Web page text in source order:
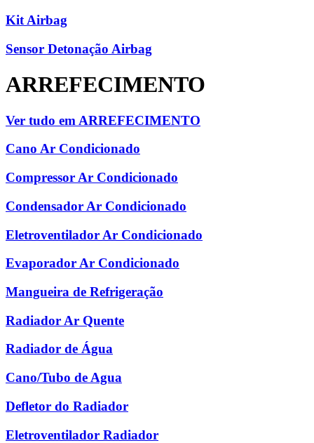
Kit Airbag
Sensor Detonação Airbag
ARREFECIMENTO
Ver tudo em ARREFECIMENTO
Cano Ar Condicionado
Compressor Ar Condicionado
Condensador Ar Condicionado
Eletroventilador Ar Condicionado
Evaporador Ar Condicionado
Mangueira de Refrigeração
Radiador Ar Quente
Radiador de Água
Cano/Tubo de Agua
Defletor do Radiador
Eletroventilador Radiador